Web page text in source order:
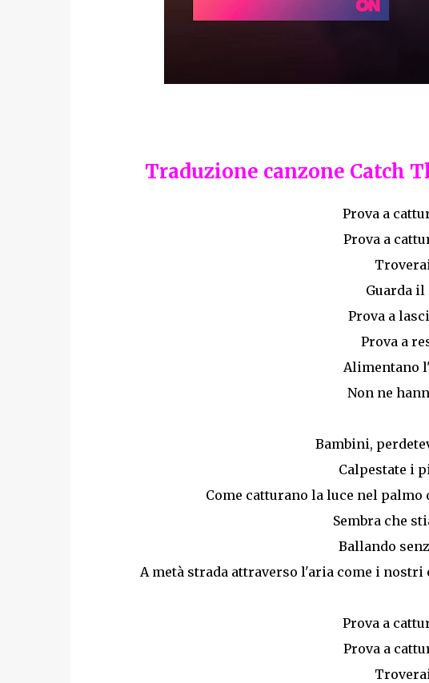
Traduzione canzone Catch
Prova a
Prova a
Guarda il
Prova a
Prova a
Alimentano
Non ne
Bambini,
Calpestate i
Come catturano la luce nel
Sembra che
Ballando
A metà strada attraverso l'aria come i
Prova a
Prova a